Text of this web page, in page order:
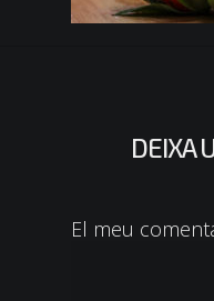
DEIXA
El meu